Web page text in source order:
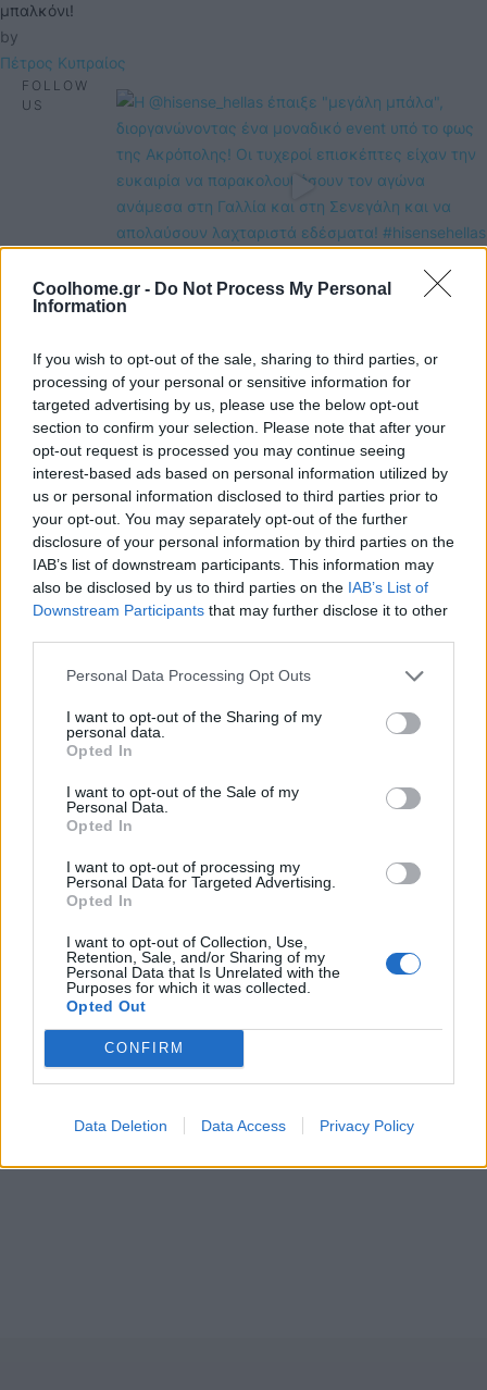
Coolhome.gr - Do Not Process My Personal
Information
If you wish to opt-out of the sale, sharing to third parties, or
processing of your personal or sensitive information for
targeted advertising by us, please use the below opt-out
section to confirm your selection. Please note that after your
opt-out request is processed you may continue seeing
interest-based ads based on personal information utilized by
us or personal information disclosed to third parties prior to
your opt-out. You may separately opt-out of the further
disclosure of your personal information by third parties on the
IAB’s list of downstream participants. This information may
also be disclosed by us to third parties on the IAB’s List of
Downstream Participants that may further disclose it to other
Personal Data Processing Opt Outs
I want to opt-out of the Sharing of my
personal data.
Opted In
I want to opt-out of the Sale of my
Personal Data.
Opted In
I want to opt-out of processing my
Personal Data for Targeted Advertising.
Opted In
I want to opt-out of Collection, Use,
Retention, Sale, and/or Sharing of my
Personal Data that Is Unrelated with the
Purposes for which it was collected.
Opted Out
CONFIRM
Data Deletion Data Access Privacy Policy
μπαλκόνι!
by
Πέτρος Κυπραίος
FOLLOW
US
@COOLH
OMEGR